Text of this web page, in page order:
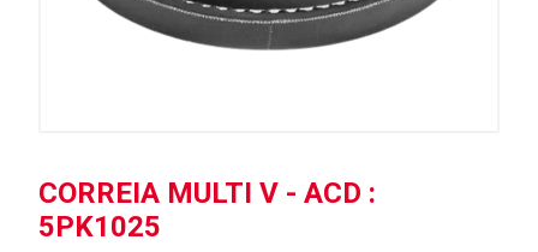
CORREIA MULTI V - ACD :
5PK1025